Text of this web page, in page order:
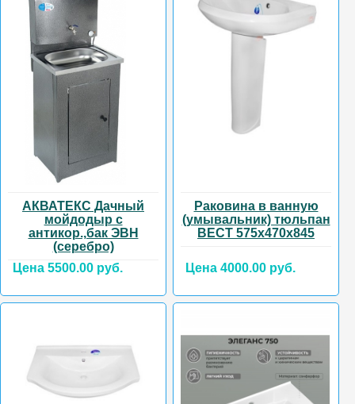
АКВАТЕКС Дачный
мойдодыр с
антикор.,бак ЭВН
(серебро)
Цена 5500.00 руб.
Раковина в ванную
(умывальник) тюльпан
ВЕСТ 575х470х845
Цена 4000.00 руб.